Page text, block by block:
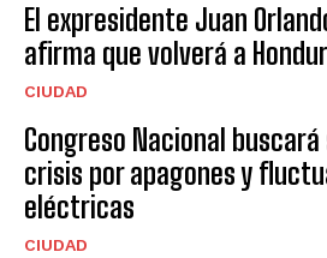
El expresidente Juan
afirma que volverá a
CIUDAD
Congreso Nacional
crisis por apagones y
eléctricas
CIUDAD